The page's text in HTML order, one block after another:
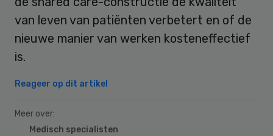
van leven van patiënten verbetert en of de
nieuwe manier van werken kosteneffectief
is.
Reageer op dit artikel
Meer over:
Medisch specialisten